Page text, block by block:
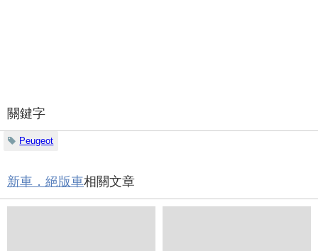
關鍵字
Peugeot
新車．絕版車相關文章